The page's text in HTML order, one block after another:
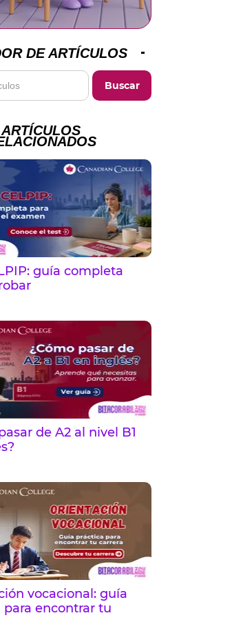
DE ARTÍCULOS
ARTÍCULOS
guía completa
de A2 al nivel B1
vocacional: guía
para encontrar tu